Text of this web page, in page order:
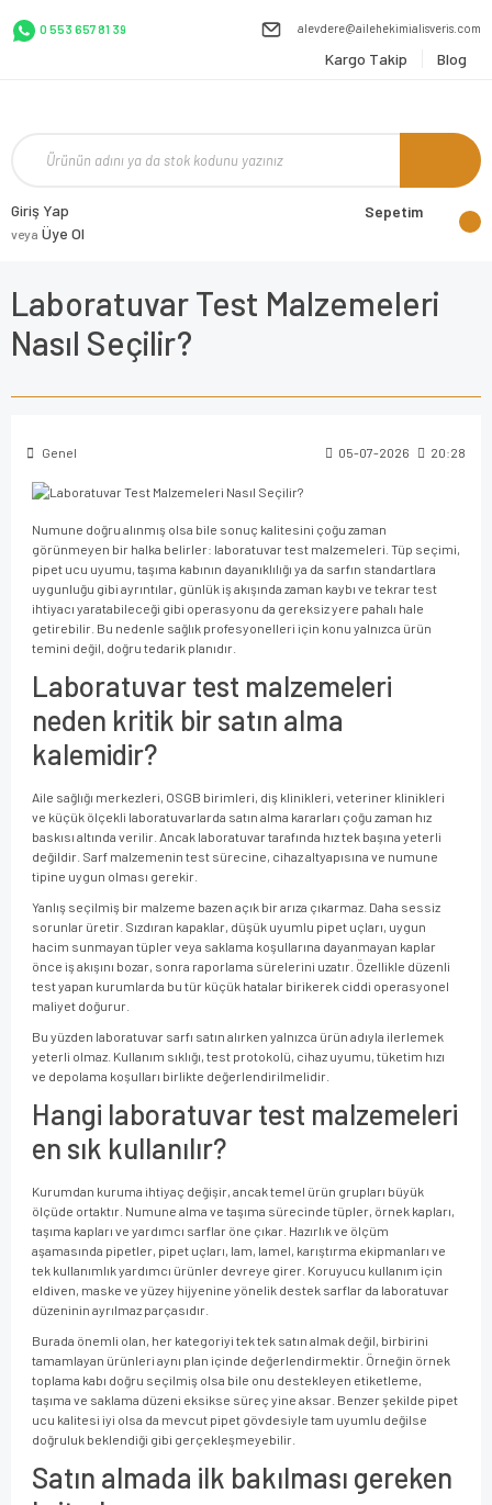
0 553 657 81 39 alevdere@ailehekimialisveris.com
Kargo Takip Blog
Giriş Yap
veya Üye Ol
Sepetim
Laboratuvar Test Malzemeleri
Nasıl Seçilir?
Genel 05-07-2026 20:28
Numune doğru alınmış olsa bile sonuç kalitesini çoğu zaman
görünmeyen bir halka belirler: laboratuvar test malzemeleri. Tüp seçimi,
pipet ucu uyumu, taşıma kabının dayanıklılığı ya da sarfın standartlara
uygunluğu gibi ayrıntılar, günlük iş akışında zaman kaybı ve tekrar test
ihtiyacı yaratabileceği gibi operasyonu da gereksiz yere pahalı hale
getirebilir. Bu nedenle sağlık profesyonelleri için konu yalnızca ürün
temini değil, doğru tedarik planıdır.
Laboratuvar test malzemeleri
neden kritik bir satın alma
kalemidir?
Aile sağlığı merkezleri, OSGB birimleri, diş klinikleri, veteriner klinikleri
ve küçük ölçekli laboratuvarlarda satın alma kararları çoğu zaman hız
baskısı altında verilir. Ancak laboratuvar tarafında hız tek başına yeterli
değildir. Sarf malzemenin test sürecine, cihaz altyapısına ve numune
tipine uygun olması gerekir.
Yanlış seçilmiş bir malzeme bazen açık bir arıza çıkarmaz. Daha sessiz
sorunlar üretir. Sızdıran kapaklar, düşük uyumlu pipet uçları, uygun
hacim sunmayan tüpler veya saklama koşullarına dayanmayan kaplar
önce iş akışını bozar, sonra raporlama sürelerini uzatır. Özellikle düzenli
test yapan kurumlarda bu tür küçük hatalar birikerek ciddi operasyonel
maliyet doğurur.
Bu yüzden laboratuvar sarfı satın alırken yalnızca ürün adıyla ilerlemek
yeterli olmaz. Kullanım sıklığı, test protokolü, cihaz uyumu, tüketim hızı
ve depolama koşulları birlikte değerlendirilmelidir.
Hangi laboratuvar test malzemeleri
en sık kullanılır?
Kurumdan kuruma ihtiyaç değişir, ancak temel ürün grupları büyük
ölçüde ortaktır. Numune alma ve taşıma sürecinde tüpler, örnek kapları,
taşıma kapları ve yardımcı sarflar öne çıkar. Hazırlık ve ölçüm
aşamasında pipetler, pipet uçları, lam, lamel, karıştırma ekipmanları ve
tek kullanımlık yardımcı ürünler devreye girer. Koruyucu kullanım için
eldiven, maske ve yüzey hijyenine yönelik destek sarflar da laboratuvar
düzeninin ayrılmaz parçasıdır.
Burada önemli olan, her kategoriyi tek tek satın almak değil, birbirini
tamamlayan ürünleri aynı plan içinde değerlendirmektir. Örneğin örnek
toplama kabı doğru seçilmiş olsa bile onu destekleyen etiketleme,
taşıma ve saklama düzeni eksikse süreç yine aksar. Benzer şekilde pipet
ucu kalitesi iyi olsa da mevcut pipet gövdesiyle tam uyumlu değilse
doğruluk beklendiği gibi gerçekleşmeyebilir.
Satın almada ilk bakılması gereken